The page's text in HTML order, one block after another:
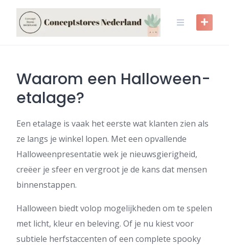
content
Waarom een Halloween-
etalage?
Een etalage is vaak het eerste wat klanten zien als
ze langs je winkel lopen. Met een opvallende
Halloweenpresentatie wek je nieuwsgierigheid,
creëer je sfeer en vergroot je de kans dat mensen
binnenstappen.
Halloween biedt volop mogelijkheden om te spelen
met licht, kleur en beleving. Of je nu kiest voor
subtiele herfstaccenten of een complete spooky